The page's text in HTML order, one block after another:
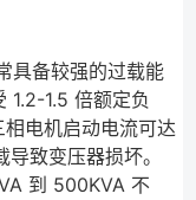
具备较强的过载能
1.2-1.5 倍额定负
电机启动电流可达
致变压器损坏。
到 500KVA 不